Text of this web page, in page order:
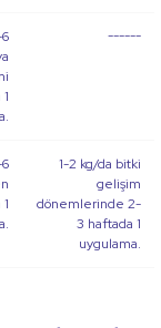
------
1-2 kg/da bitki
gelişim
dönemlerinde 2-
3 haftada 1
uygulama.